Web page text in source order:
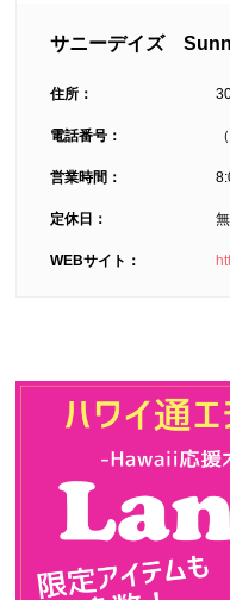
サニーデイズ
住所：
電話番号：
営業時間：
定休日：
WEBサイト：